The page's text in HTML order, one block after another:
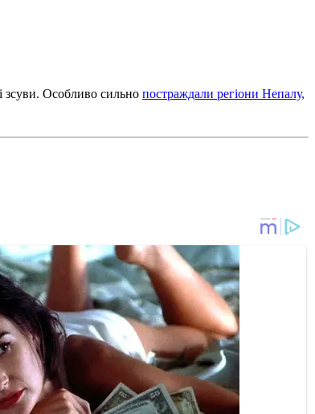
зсуви. Особливо сильно постраждали регіони Непалу,